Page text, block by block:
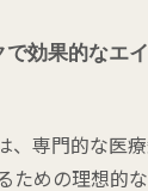
効果的なエ
、専門的な医
ための理想的